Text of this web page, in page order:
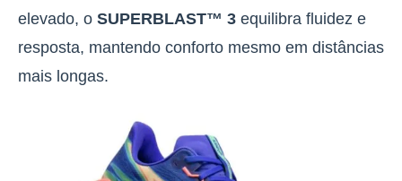
elevado, o SUPERBLAST™ 3 equilibra fluidez e
resposta, mantendo conforto mesmo em distâncias
mais longas.